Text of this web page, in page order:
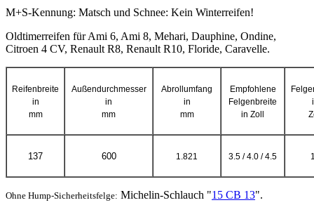
M+S-Kennung: Matsch und Schnee: Kein Winterreifen!
Oldtimerreifen für Ami 6, Ami 8, Mehari, Dauphine, Ondine,
Citroen 4 CV, Renault R8, Renault R10, Floride, Caravelle.
Reifenbreite
in
mm
Außendurchmesser
in
mm
Abrollumfang
in
mm
Empfohlene
Felgenbreite
in Zoll
137 600 1.821 3.5 / 4.0 / 4.5
Ohne Hump-Sicherheitsfelge: Michelin-Schlauch "15 CB 13".